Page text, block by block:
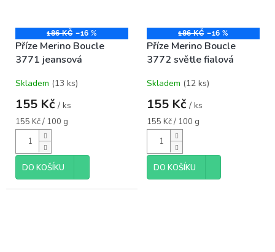
186 KČ –16 %
Příze Merino Boucle
3771 jeansová
Skladem (13 ks)
155 Kč / ks
Měrná
cena:
155 Kč / 100 g
DO KOŠÍKU
186 KČ –16 %
Příze Merino Boucle
3772 světle fialová
Skladem (12 ks)
155 Kč / ks
Měrná
cena:
155 Kč / 100 g
DO KOŠÍKU